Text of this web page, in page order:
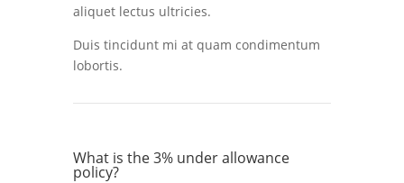
aliquet lectus ultricies.
Duis tincidunt mi at quam condimentum
lobortis.
What is the 3% under allowance
policy?